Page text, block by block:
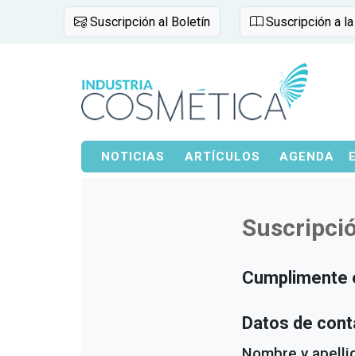
Suscripción al Boletín Suscripción a
NOTICIAS ARTÍCULOS AGENDA
Cumplimente
Datos de